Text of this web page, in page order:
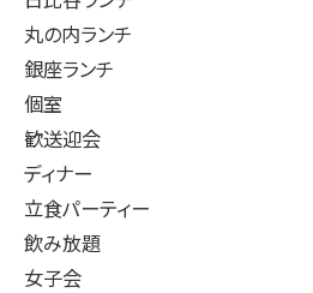
丸の内ランチ
銀座ランチ
個室
歓送迎会
ディナー
立食パーティー
飲み放題
女子会